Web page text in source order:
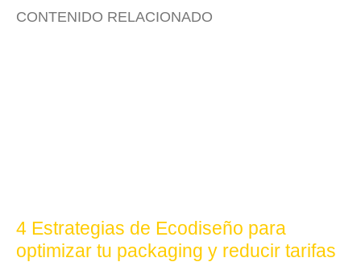
CONTENIDO RELACIONADO
4 Estrategias de Ecodiseño para
optimizar tu packaging y reducir tarifas